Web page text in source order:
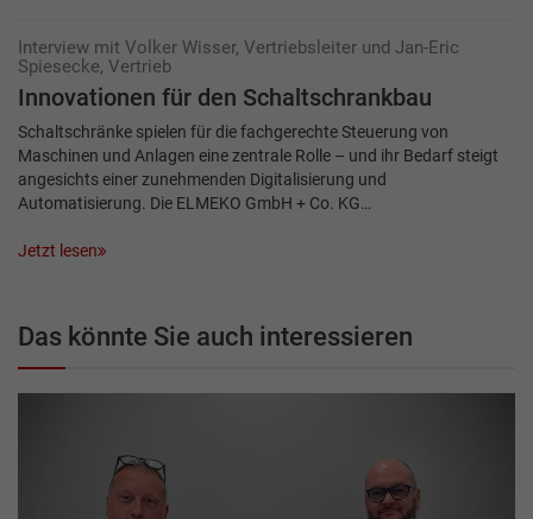
Interview mit Volker Wisser, Vertriebsleiter und Jan-Eric
Spiesecke, Vertrieb
Innovationen für den Schaltschrankbau
Schaltschränke spielen für die fachgerechte Steuerung von
Maschinen und Anlagen eine zentrale Rolle – und ihr Bedarf steigt
angesichts einer zunehmenden Digitalisierung und
Automatisierung. Die ELMEKO GmbH + Co. KG…
Jetzt lesen
Das könnte Sie auch interessieren